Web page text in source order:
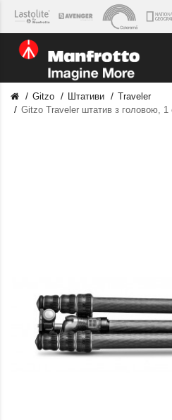
Gitzo Штативи
Traveler
Gitzo Traveler штатив з головою, 1